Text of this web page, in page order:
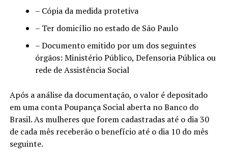
– Cópia da medida protetiva
– Ter domicílio no estado de São Paulo
– Documento emitido por um dos seguintes
órgãos: Ministério Público, Defensoria Pública ou
rede de Assistência Social
Após a análise da documentação, o valor é depositado
em uma conta Poupança Social aberta no Banco do
Brasil. As mulheres que forem cadastradas até o dia 30
de cada mês receberão o benefício até o dia 10 do mês
seguinte.